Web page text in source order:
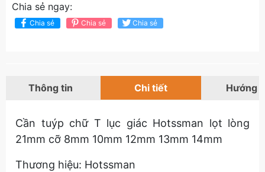
Chia sẻ ngay:
Chia sẻ Chia sẻ Chia sẻ
Thông tin Chi tiết Hướng
Cần tuýp chữ T lục giác Hotssman lọt lòng
21mm cỡ 8mm 10mm 12mm 13mm 14mm
Thương hiệu: Hotssman